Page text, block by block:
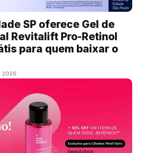
SP oferece Gel de
Revitalift Pro-Retinol
para quem baixar o
2026